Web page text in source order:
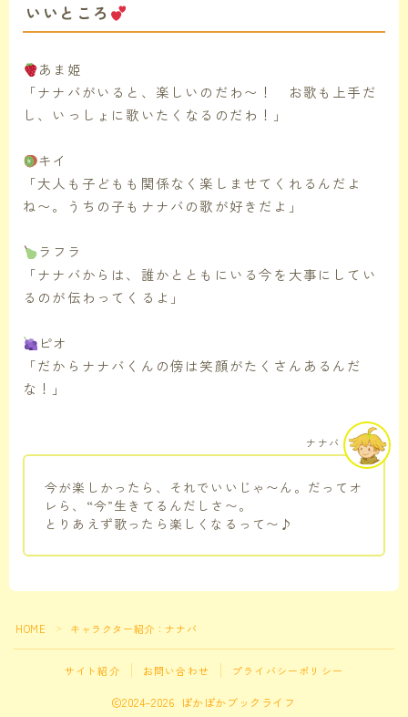
いいところ
あま姫
「ナナバがいると、楽しいのだわ〜！ お歌も上手だ
し、いっしょに歌いたくなるのだわ！」
キイ
「大人も子どもも関係なく楽しませてくれるんだよ
ね〜。うちの子もナナバの歌が好きだよ」
ラフラ
「ナナバからは、誰かとともにいる今を大事にしてい
るのが伝わってくるよ」
ピオ
「だからナナバくんの傍は笑顔がたくさんあるんだ
な！」
今が楽しかったら、それでいいじゃ〜ん。だってオ
レら、“今”生きてるんだしさ〜。
とりあえず歌ったら楽しくなるって〜♪
ナナバ
HOME ＞ キャラクター紹介：ナナバ
サイト紹介 お問い合わせ プライバシーポリシー
2024–2026 ぽかぽかブックライフ